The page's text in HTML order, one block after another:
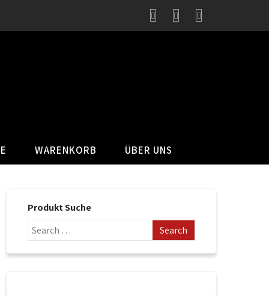
WARENKORB ÜBER UNS
Produkt Suche